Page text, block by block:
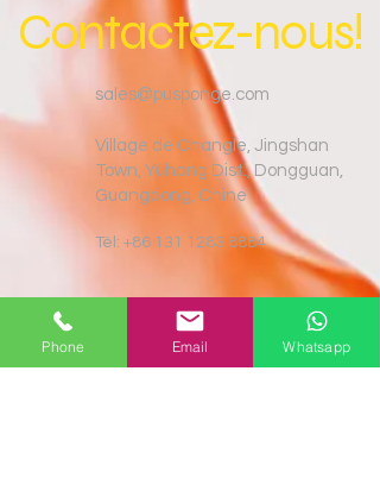
Contactez-nous!
sales@pusponge.com
Village de Changle, Jingshan
Town, Yuhang Dist., Dongguan,
Guangdong, Chine
Tél: +86 131 1283 8884
Phone Email Whatsapp